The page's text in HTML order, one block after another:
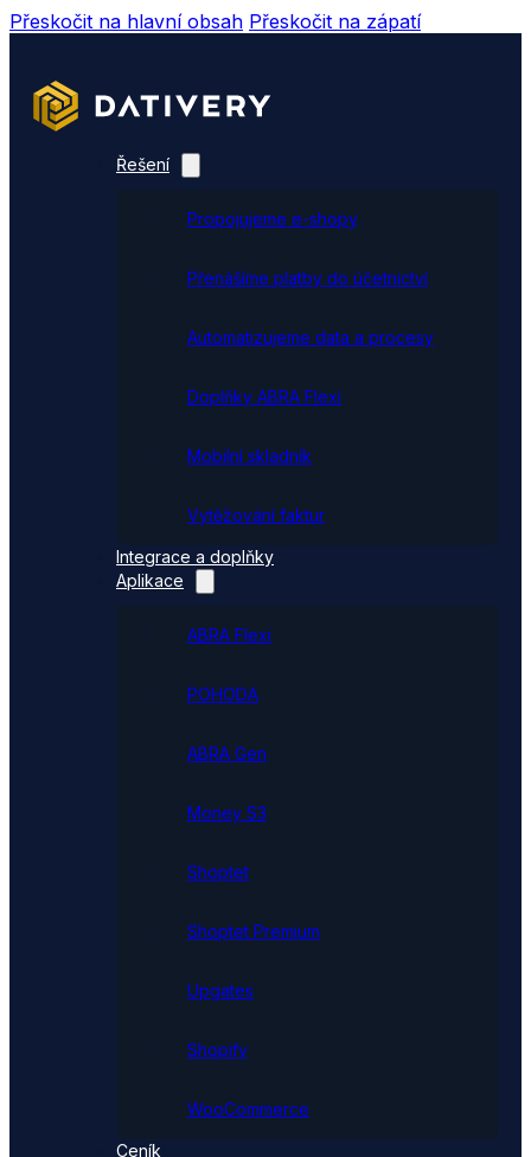
Přeskočit na hlavní obsah Přeskočit na zápatí
Řešení
Propojujeme e-shopy
Přenášíme platby do účetnictví
Automatizujeme data a procesy
Doplňky ABRA Flexi
Mobilní skladník
Vytěžování faktur
Integrace a doplňky
Aplikace
ABRA Flexi
POHODA
ABRA Gen
Money S3
Shoptet
Shoptet Premium
Upgates
Shopify
WooCommerce
Ceník